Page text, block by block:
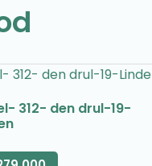
312- den drul-19-